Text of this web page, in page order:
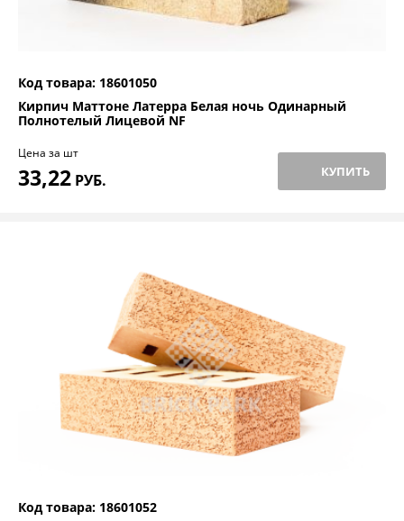
Код товара: 18601050
Кирпич Маттоне Латерра Белая ночь Одинарный
Полнотелый Лицевой NF
Цена за шт
33,22 РУБ. КУПИТЬ
Код товара: 18601052